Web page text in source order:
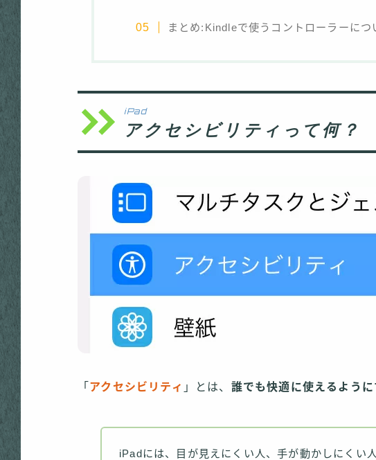
まとめ:Kindleで使うコントローラーにつ
iPad
アクセシビリティって何？
「 アクセシビリティ 」とは、 誰でも快適に使えるよう
iPadには、目が見えにくい人、手が動かしにくい